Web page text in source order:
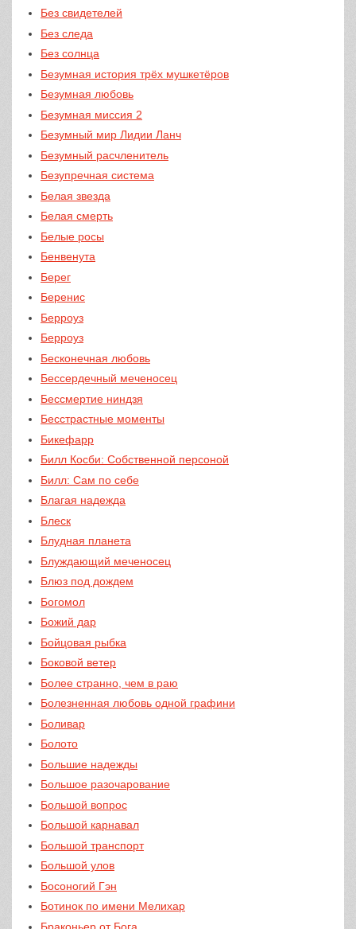
Без свидетелей
Без следа
Без солнца
Безумная история трёх мушкетёров
Безумная любовь
Безумная миссия 2
Безумный мир Лидии Ланч
Безумный расчленитель
Безупречная система
Белая звезда
Белая смерть
Белые росы
Бенвенута
Берег
Беренис
Берроуз
Берроуз
Бесконечная любовь
Бессердечный меченосец
Бессмертие ниндзя
Бесстрастные моменты
Бикефарр
Билл Косби: Собственной персоной
Билл: Сам по себе
Благая надежда
Блеск
Блудная планета
Блуждающий меченосец
Блюз под дождем
Богомол
Божий дар
Бойцовая рыбка
Боковой ветер
Более странно, чем в раю
Болезненная любовь одной графини
Боливар
Болото
Большие надежды
Большое разочарование
Большой вопрос
Большой карнавал
Большой транспорт
Большой улов
Босоногий Гэн
Ботинок по имени Мелихар
Браконьер от Бога